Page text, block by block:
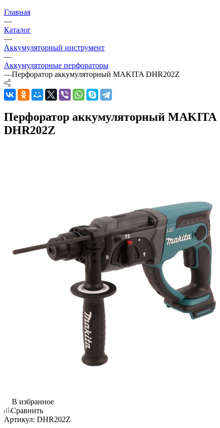
Главная
—
Каталог
—
Аккумуляторный инструмент
—
Аккумуляторные перфораторы
—Перфоратор аккумуляторный MAKITA DHR202Z
Перфоратор аккумуляторный MAKITA
DHR202Z
В избранное
Сравнить
Артикул: DHR202Z